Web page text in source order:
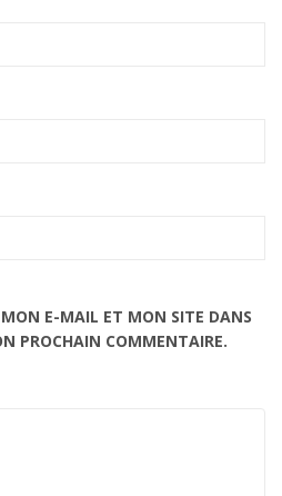
E-MAIL ET MON SITE DANS
PROCHAIN COMMENTAIRE.